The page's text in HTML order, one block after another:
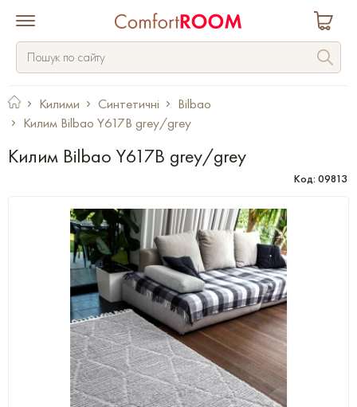
Килими Синтетичні
Bilbao
Килим Bilbao Y617B grey/grey
Килим Bilbao Y617B grey/grey
Код: 09813